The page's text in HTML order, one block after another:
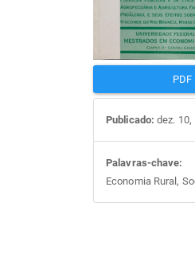
PDF
Publicado: dez. 10,
Palavras-chave:
Economia Rural,